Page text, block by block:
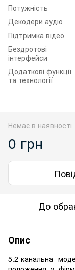
Потужність
Декодери аудіо
Підтримка відео
Бездротові
інтерфейси
Додаткові функції
та технології
Немає в наявності
0 грн
До
Опис
5.2-канальна